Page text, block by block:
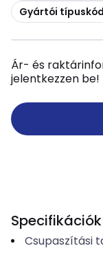
Másolás
Gyártói
Ár- és
jelentkezzen be!
Specifikációk
Csupaszítási